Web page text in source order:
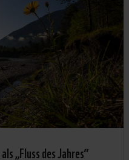
„Fluss des Jahres“